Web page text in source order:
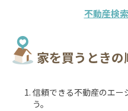
不動産検
家を買うときの
信頼できる不動産のエ
う。